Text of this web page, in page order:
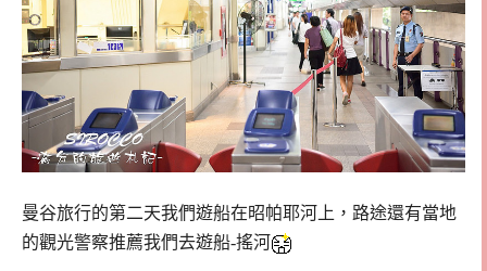
曼谷旅行的第二天我們遊船在昭帕耶河上，路途還有當地
的觀光警察推薦我們去遊船-搖河